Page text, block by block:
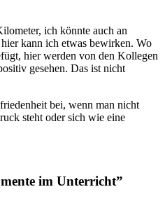
ich könnte auch an
kann ich etwas bewirken. Wo
hier werden von den Kollegen
gesehen. Das ist nicht
bei, wenn man nicht
steht oder sich wie eine
im Unterricht”